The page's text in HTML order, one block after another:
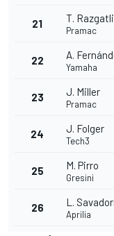
21 T.
Pramac
22 A.
Yamaha
23 J. Miller
Pramac
24 J. Folger
Tech3
25 M. Pirro
Gresini
26 L.
Aprilia